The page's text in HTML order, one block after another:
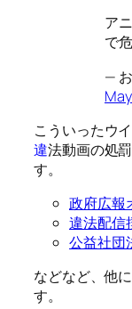
ア
で
—
こういったウ
違法動画の処
す。
政府広報
違法配信
公益社団
などなど、他
す。